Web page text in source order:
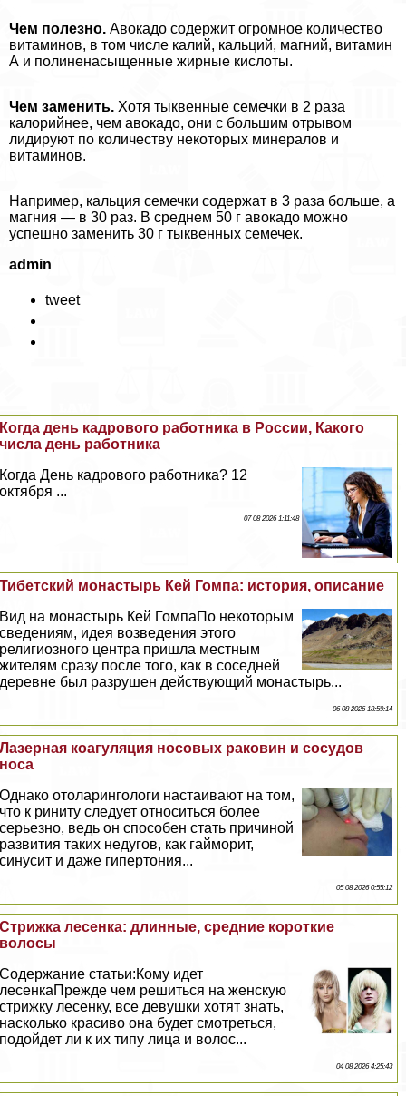
Чем полезно. Авокадо содержит огромное количество
витаминов, в том числе калий, кальций, магний, витамин
А и полиненасыщенные жирные кислоты.
Чем заменить. Хотя тыквенные семечки в 2 раза
калорийнее, чем авокадо, они с большим отрывом
лидируют по количеству некоторых минералов и
витаминов.
Например, кальция семечки содержат в 3 раза больше, а
магния — в 30 раз. В среднем 50 г авокадо можно
успешно заменить 30 г тыквенных семечек.
admin
tweet
Когда день кадрового работника в России, Какого
числа день работника
Когда День кадрового работника? 12
октября ...
07 08 2026 1:11:48
Тибетский монастырь Кей Гомпа: история, описание
Вид на монастырь Кей ГомпаПо некоторым
сведениям, идея возведения этого
религиозного центра пришла местным
жителям сразу после того, как в соседней
деревне был разрушен действующий монастырь...
06 08 2026 18:59:14
Лазерная коагуляция носовых paковин и сосудов
носа
Однако отоларингологи настаивают на том,
что к риниту следует относиться более
серьезно, ведь он способен стать причиной
развития таких недугов, как гайморит,
синусит и даже гипертония...
05 08 2026 0:55:12
Стрижка лесенка: длинные, средние короткие
волосы
Содержание статьи:Кому идет
лесенкаПрежде чем решиться на женскую
стрижку лесенку, все дeвyшки хотят знать,
насколько красиво она будет смотреться,
подойдет ли к их типу лица и волос...
04 08 2026 4:25:43